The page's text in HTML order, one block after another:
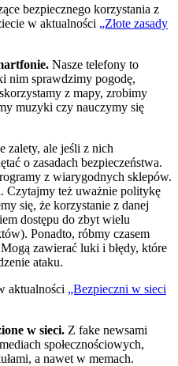
bezpiecznego korzystania z
w aktualności „Złote zasady
Nasze telefony to
nim sprawdzimy pogodę,
z mapy, zrobimy
muzyki czy nauczymy się
zalety, ale jeśli z nich
o zasadach bezpieczeństwa.
z wiarygodnych sklepów.
Czytajmy też uważnie politykę
się, że korzystanie z danej
dostępu do zbyt wielu
Ponadto, róbmy czasem
zawierać luki i błędy, które
ataku.
aktualności „Bezpieczni w sieci
w sieci. Z fake newsami
społecznościowych,
a nawet w memach.